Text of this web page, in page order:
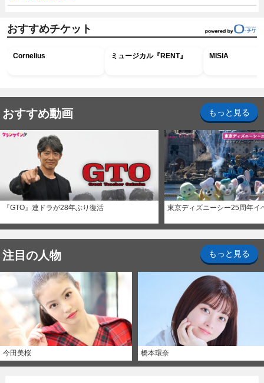
おすすめチケット
Cornelius ミュージカル『RENT』 MISIA
おすすめ動画 もっと見る
『GTO』連ドラが28年ぶり復活 東京ディズニーシー25周年イ
注目の人物 もっと見る
今田美桜 橋本環奈